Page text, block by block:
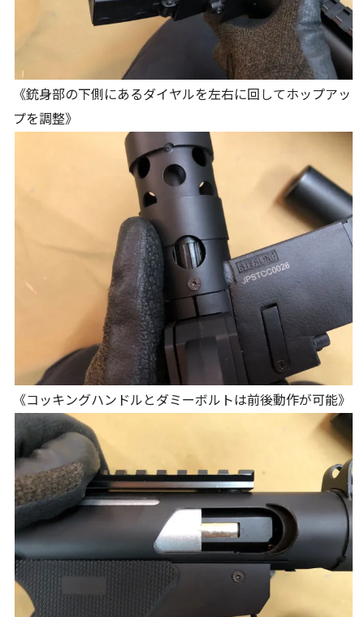
《銃身部の下側にあるダイヤルを左右に回してホップアッ
プを調整》
《コッキングハンドルとダミーボルトは前後動作が可能》